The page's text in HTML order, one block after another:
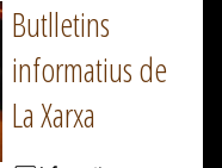
Butlletins
informatius de
La Xarxa